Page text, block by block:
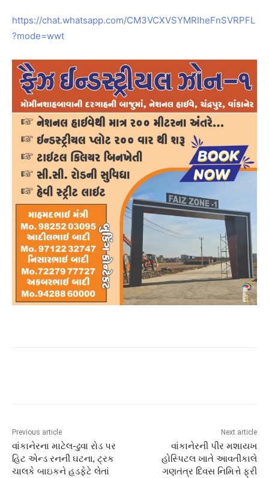
https://chat.whatsapp.com/CM3VCXVSYMRIheFnSVRPFL
?mode=wwt
Previous article
વાંકાનેરના માટેલ-ઢુવા રોડ પર
હિટ એન્ડ રનની ઘટના, ટ્રક
ચાલકે બાઇકને હડફેટે લેતાં
Next article
વાંકાનેરની પીર મશાયખ
હોસ્પિટલ ખાતે આવતીકાલે
ગણતંત્ર દિવસ નિમિત્તે ફ્રી